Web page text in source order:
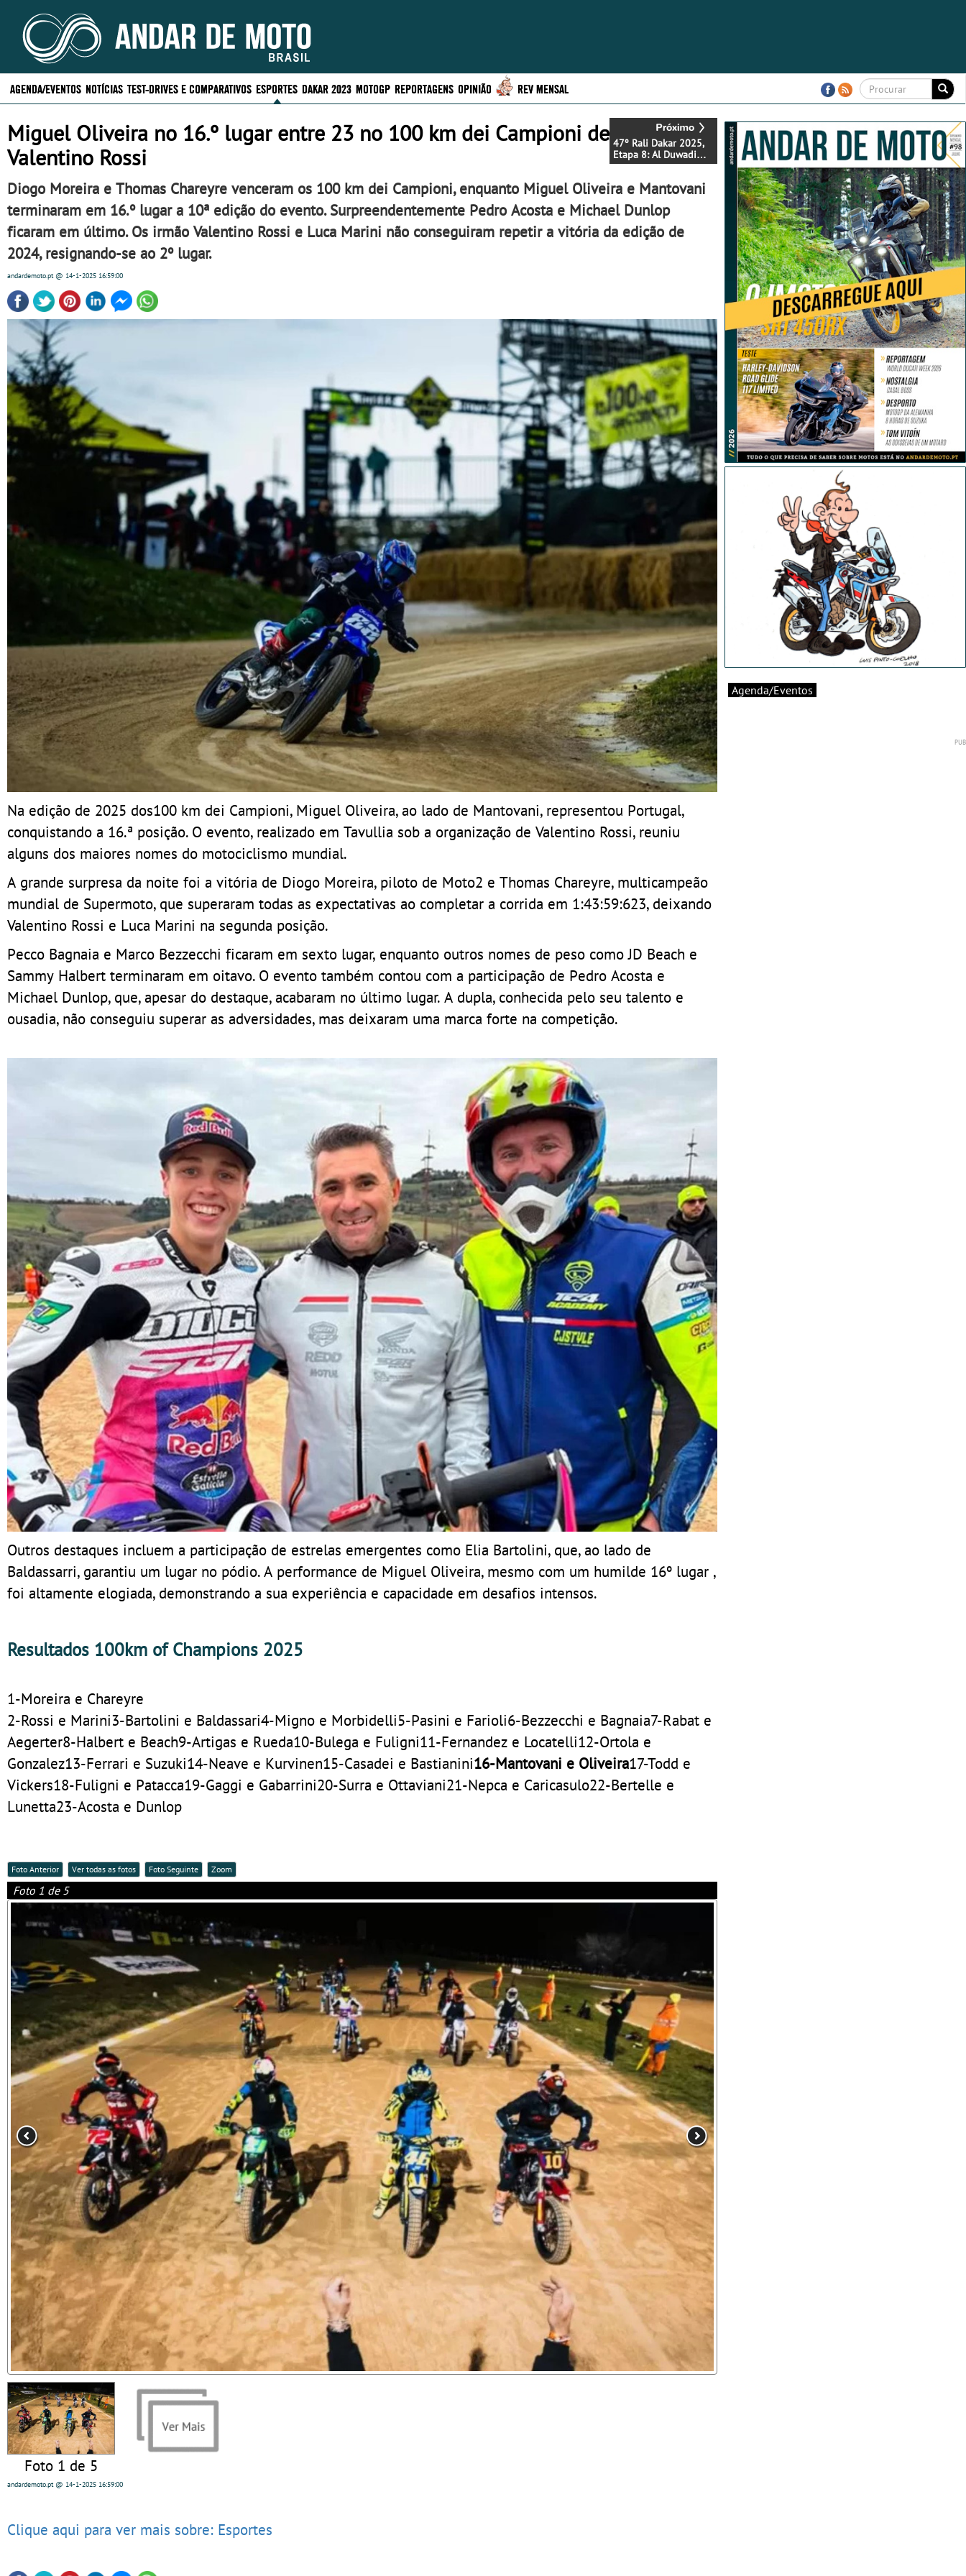
AGENDA/EVENTOS NOTÍCIAS TEST-DRIVES E COMPARATIVOS ESPORTES DAKAR 2023 MOTOGP REPORTAGENS OPINIÃO REV MENSAL
47º Rali Dakar 2025,
Etapa 8: Al Duwadimi -
Riyadh
Miguel Oliveira no 16.º lugar entre 23 no 100 km dei Campioni de
Valentino Rossi
Diogo Moreira e Thomas Chareyre venceram os 100 km dei Campioni, enquanto Miguel Oliveira e Mantovani
terminaram em 16.º lugar a 10ª edição do evento. Surpreendentemente Pedro Acosta e Michael Dunlop
ficaram em último. Os irmão Valentino Rossi e Luca Marini não conseguiram repetir a vitória da edição de
2024, resignando-se ao 2º lugar.
andardemoto.pt@ 14-1-2025 16:59:00
Na edição de 2025 dos100 km dei Campioni, Miguel Oliveira, ao lado de Mantovani, representou Portugal,
conquistando a 16.ª posição. O evento, realizado em Tavullia sob a organização de Valentino Rossi, reuniu
alguns dos maiores nomes do motociclismo mundial.
A grande surpresa da noite foi a vitória de Diogo Moreira, piloto de Moto2 e Thomas Chareyre, multicampeão
mundial de Supermoto, que superaram todas as expectativas ao completar a corrida em 1:43:59:623, deixando
Valentino Rossi e Luca Marini na segunda posição.
Pecco Bagnaia e Marco Bezzecchi ficaram em sexto lugar, enquanto outros nomes de peso como JD Beach e
Sammy Halbert terminaram em oitavo. O evento também contou com a participação de Pedro Acosta e
Michael Dunlop, que, apesar do destaque, acabaram no último lugar. A dupla, conhecida pelo seu talento e
ousadia, não conseguiu superar as adversidades, mas deixaram uma marca forte na competição.
Outros destaques incluem a participação de estrelas emergentes como Elia Bartolini, que, ao lado de
Baldassarri, garantiu um lugar no pódio. A performance de Miguel Oliveira, mesmo com um humilde 16º lugar ,
foi altamente elogiada, demonstrando a sua experiência e capacidade em desafios intensos.
Resultados 100km of Champions 2025
1-Moreira e Chareyre
2-Rossi e Marini3-Bartolini e Baldassari4-Migno e Morbidelli5-Pasini e Farioli6-Bezzecchi e Bagnaia7-Rabat e
Aegerter8-Halbert e Beach9-Artigas e Rueda10-Bulega e Fuligni11-Fernandez e Locatelli12-Ortola e
Gonzalez13-Ferrari e Suzuki14-Neave e Kurvinen15-Casadei e Bastianini16-Mantovani e Oliveira17-Todd e
Vickers18-Fuligni e Patacca19-Gaggi e Gabarrini20-Surra e Ottaviani21-Nepca e Caricasulo22-Bertelle e
Lunetta23-Acosta e Dunlop
Foto Anterior Ver todas as fotos Foto Seguinte Zoom
Foto 1 de 5
Foto 1 de 5
andardemoto.pt@ 14-1-2025 16:59:00
Clique aqui para ver mais sobre: Esportes
Agenda/Eventos